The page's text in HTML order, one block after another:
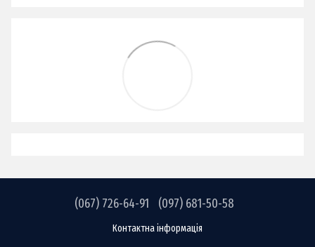
(067) 726-64-91 (097) 681-50-58
Контактна інформація